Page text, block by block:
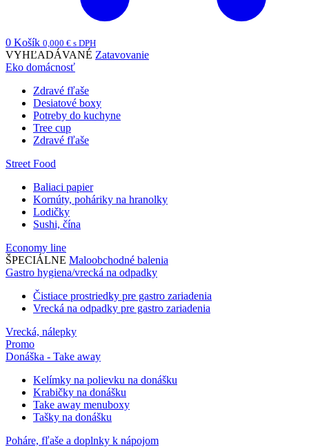
0 Košík 0,000 € s DPH
VYHĽADÁVANÉ Zatavovanie
Eko domácnosť
Zdravé fľaše
Desiatové boxy
Potreby do kuchyne
Tree cup
Zdravé fľaše
Street Food
Baliaci papier
Kornúty, poháriky na hranolky
Lodičky
Sushi, čína
Economy line
ŠPECIÁLNE Maloobchodné balenia
Gastro hygiena/vrecká na odpadky
Čistiace prostriedky pre gastro zariadenia
Vrecká na odpadky pre gastro zariadenia
Vrecká, nálepky
Promo
Donáška - Take away
Kelímky na polievku na donášku
Krabičky na donášku
Take away menuboxy
Tašky na donášku
Poháre, fľaše a doplnky k nápojom